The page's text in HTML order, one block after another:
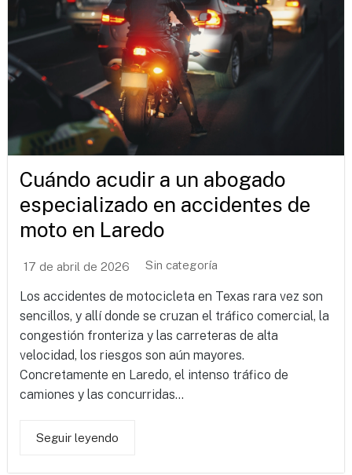
Cuándo acudir a un abogado
especializado en accidentes de
moto en Laredo
17 de abril de 2026 Sin categoría
Los accidentes de motocicleta en Texas rara vez son
sencillos, y allí donde se cruzan el tráfico comercial, la
congestión fronteriza y las carreteras de alta
velocidad, los riesgos son aún mayores.
Concretamente en Laredo, el intenso tráfico de
camiones y las concurridas...
Seguir leyendo